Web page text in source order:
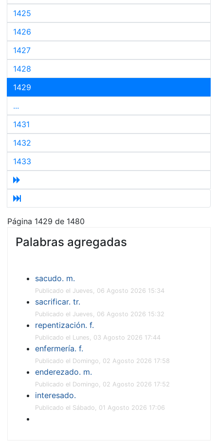
1425
1426
1427
1428
1429
...
1431
1432
1433
Página 1429 de 1480
Palabras agregadas
sacudo. m.
Publicado el Jueves, 06 Agosto 2026 15:34
sacrificar. tr.
Publicado el Jueves, 06 Agosto 2026 15:32
repentización. f.
Publicado el Lunes, 03 Agosto 2026 17:44
enfermería. f.
Publicado el Domingo, 02 Agosto 2026 17:58
enderezado. m.
Publicado el Domingo, 02 Agosto 2026 17:52
interesado.
Publicado el Sábado, 01 Agosto 2026 17:06